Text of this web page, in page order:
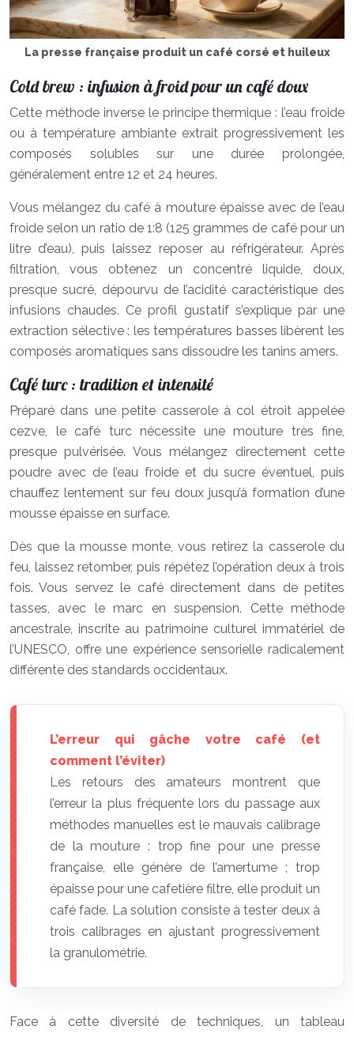
La presse française produit un café corsé et huileux
Cold brew : infusion à froid pour un café doux
Cette méthode inverse le principe thermique : l’eau froide
ou à température ambiante extrait progressivement les
composés solubles sur une durée prolongée,
généralement entre 12 et 24 heures.
Vous mélangez du café à mouture épaisse avec de l’eau
froide selon un ratio de 1:8 (125 grammes de café pour un
litre d’eau), puis laissez reposer au réfrigérateur. Après
filtration, vous obtenez un concentré liquide, doux,
presque sucré, dépourvu de l’acidité caractéristique des
infusions chaudes. Ce profil gustatif s’explique par une
extraction sélective : les températures basses libèrent les
composés aromatiques sans dissoudre les tanins amers.
Café turc : tradition et intensité
Préparé dans une petite casserole à col étroit appelée
cezve, le café turc nécessite une mouture très fine,
presque pulvérisée. Vous mélangez directement cette
poudre avec de l’eau froide et du sucre éventuel, puis
chauffez lentement sur feu doux jusqu’à formation d’une
mousse épaisse en surface.
Dès que la mousse monte, vous retirez la casserole du
feu, laissez retomber, puis répétez l’opération deux à trois
fois. Vous servez le café directement dans de petites
tasses, avec le marc en suspension. Cette méthode
ancestrale, inscrite au patrimoine culturel immatériel de
l’UNESCO, offre une expérience sensorielle radicalement
différente des standards occidentaux.
L’erreur qui gâche votre café (et
comment l’éviter)
Les retours des amateurs montrent que
l’erreur la plus fréquente lors du passage aux
méthodes manuelles est le mauvais calibrage
de la mouture : trop fine pour une presse
française, elle génère de l’amertume ; trop
épaisse pour une cafetière filtre, elle produit un
café fade. La solution consiste à tester deux à
trois calibrages en ajustant progressivement
la granulométrie.
Face à cette diversité de techniques, un tableau